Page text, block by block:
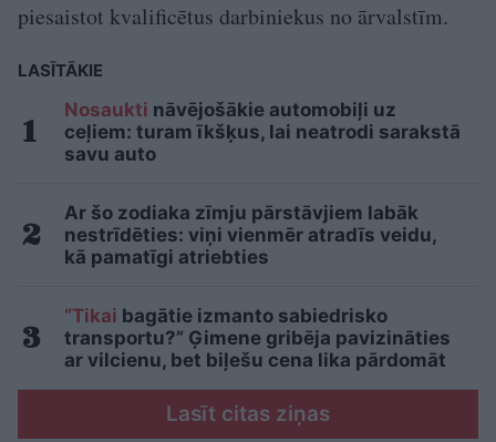
piesaistot kvalificētus darbiniekus no ārvalstīm.
LASĪTĀKIE
Nosaukti nāvējošākie automobiļi uz
ceļiem: turam īkšķus, lai neatrodi sarakstā
savu auto
Ar šo zodiaka zīmju pārstāvjiem labāk
nestrīdēties: viņi vienmēr atradīs veidu,
kā pamatīgi atriebties
“Tikai bagātie izmanto sabiedrisko
transportu?” Ģimene gribēja pavizināties
ar vilcienu, bet biļešu cena lika pārdomāt
Lasīt citas ziņas